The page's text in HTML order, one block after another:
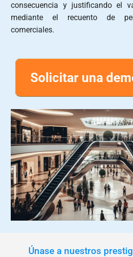
consecuencia y justificando el
mediante el recuento de
comerciales.
Solicitar una
Únase a nuestros